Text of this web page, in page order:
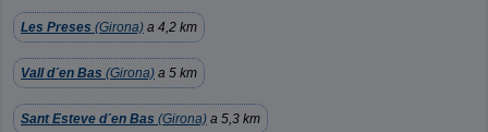
Les Preses (Girona) a 4,2 km
Vall d´en Bas (Girona) a 5 km
Sant Esteve d´en Bas (Girona) a 5,3 km